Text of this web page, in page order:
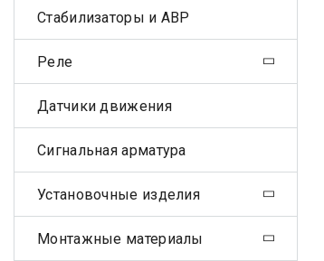
Стабилизаторы и АВР
Реле
Датчики движения
Сигнальная арматура
Установочные изделия
Монтажные материалы